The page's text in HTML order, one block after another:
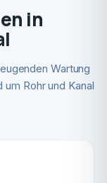
in
Wartung
Rohr und Kanal